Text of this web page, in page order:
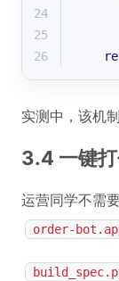
24
25
26
实测中，该机
3.4 一键
运营同学不需
order-